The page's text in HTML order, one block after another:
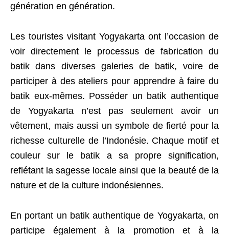
génération en génération.
Les touristes visitant Yogyakarta ont l’occasion de
voir directement le processus de fabrication du
batik dans diverses galeries de batik, voire de
participer à des ateliers pour apprendre à faire du
batik eux-mêmes. Posséder un batik authentique
de Yogyakarta n’est pas seulement avoir un
vêtement, mais aussi un symbole de fierté pour la
richesse culturelle de l’Indonésie. Chaque motif et
couleur sur le batik a sa propre signification,
reflétant la sagesse locale ainsi que la beauté de la
nature et de la culture indonésiennes.
En portant un batik authentique de Yogyakarta, on
participe également à la promotion et à la